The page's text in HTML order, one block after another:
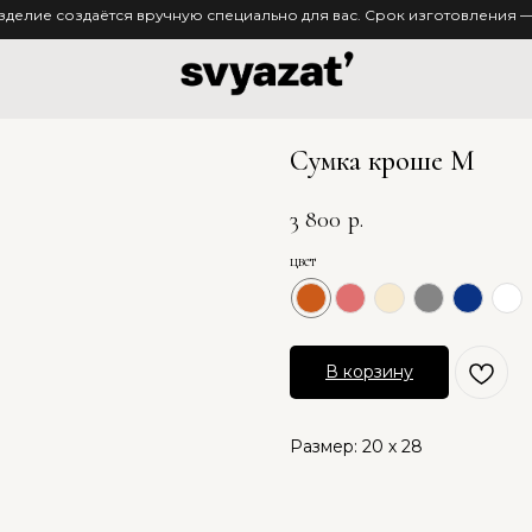
создаётся вручную специально для вас. Срок изготовления —
Сумка кроше M
3 800 р.
цвет
В корзину
Размер: 20 х 28